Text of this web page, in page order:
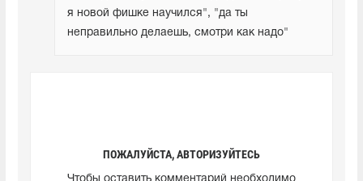
я новой фишке научился", "да ты
неправильно делаешь, смотри как надо"
ПОЖАЛУЙСТА, АВТОРИЗУЙТЕСЬ
Чтобы оставить комментарий необходимо